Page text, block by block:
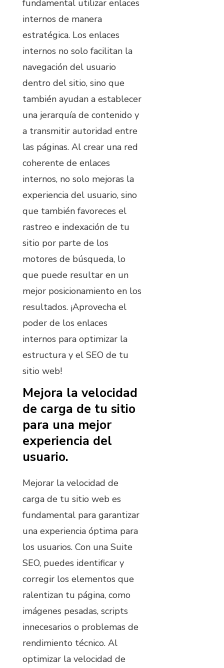
fundamental utilizar enlaces
internos de manera
estratégica. Los enlaces
internos no solo facilitan la
navegación del usuario
dentro del sitio, sino que
también ayudan a establecer
una jerarquía de contenido y
a transmitir autoridad entre
las páginas. Al crear una red
coherente de enlaces
internos, no solo mejoras la
experiencia del usuario, sino
que también favoreces el
rastreo e indexación de tu
sitio por parte de los
motores de búsqueda, lo
que puede resultar en un
mejor posicionamiento en los
resultados. ¡Aprovecha el
poder de los enlaces
internos para optimizar la
estructura y el SEO de tu
sitio web!
Mejora la velocidad
de carga de tu sitio
para una mejor
experiencia del
usuario.
Mejorar la velocidad de
carga de tu sitio web es
fundamental para garantizar
una experiencia óptima para
los usuarios. Con una Suite
SEO, puedes identificar y
corregir los elementos que
ralentizan tu página, como
imágenes pesadas, scripts
innecesarios o problemas de
rendimiento técnico. Al
optimizar la velocidad de